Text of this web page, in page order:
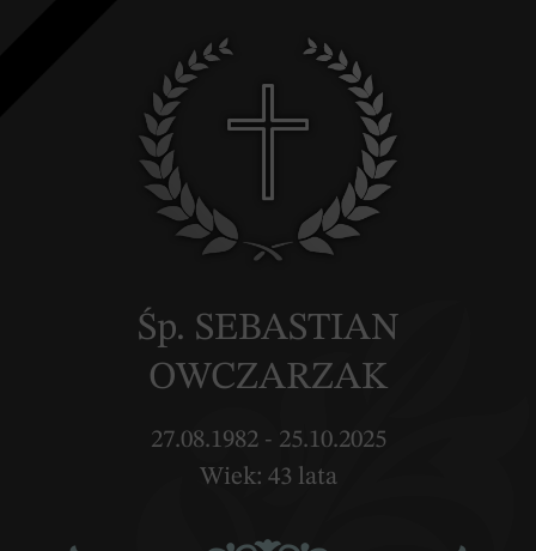
Śp. SEBASTIAN
OWCZARZAK
27.08.1982 - 25.10.2025
Wiek: 43 lata